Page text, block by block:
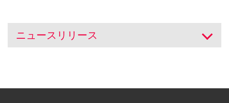
ニュースリリース 開く